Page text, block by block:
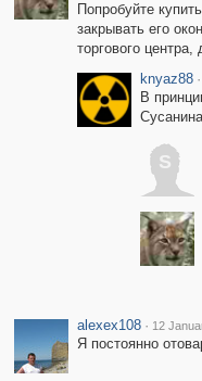
Попробуйте
закрывать его
торгового
knyaz88 ·
В
S
alexex108 · 12
Я постоянно